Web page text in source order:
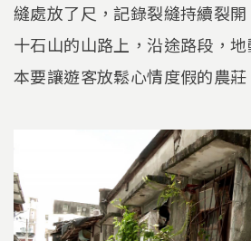
縫處放了尺，記錄裂縫持續裂
十石山的山路上，沿途路段，地
本要讓遊客放鬆心情度假的農莊